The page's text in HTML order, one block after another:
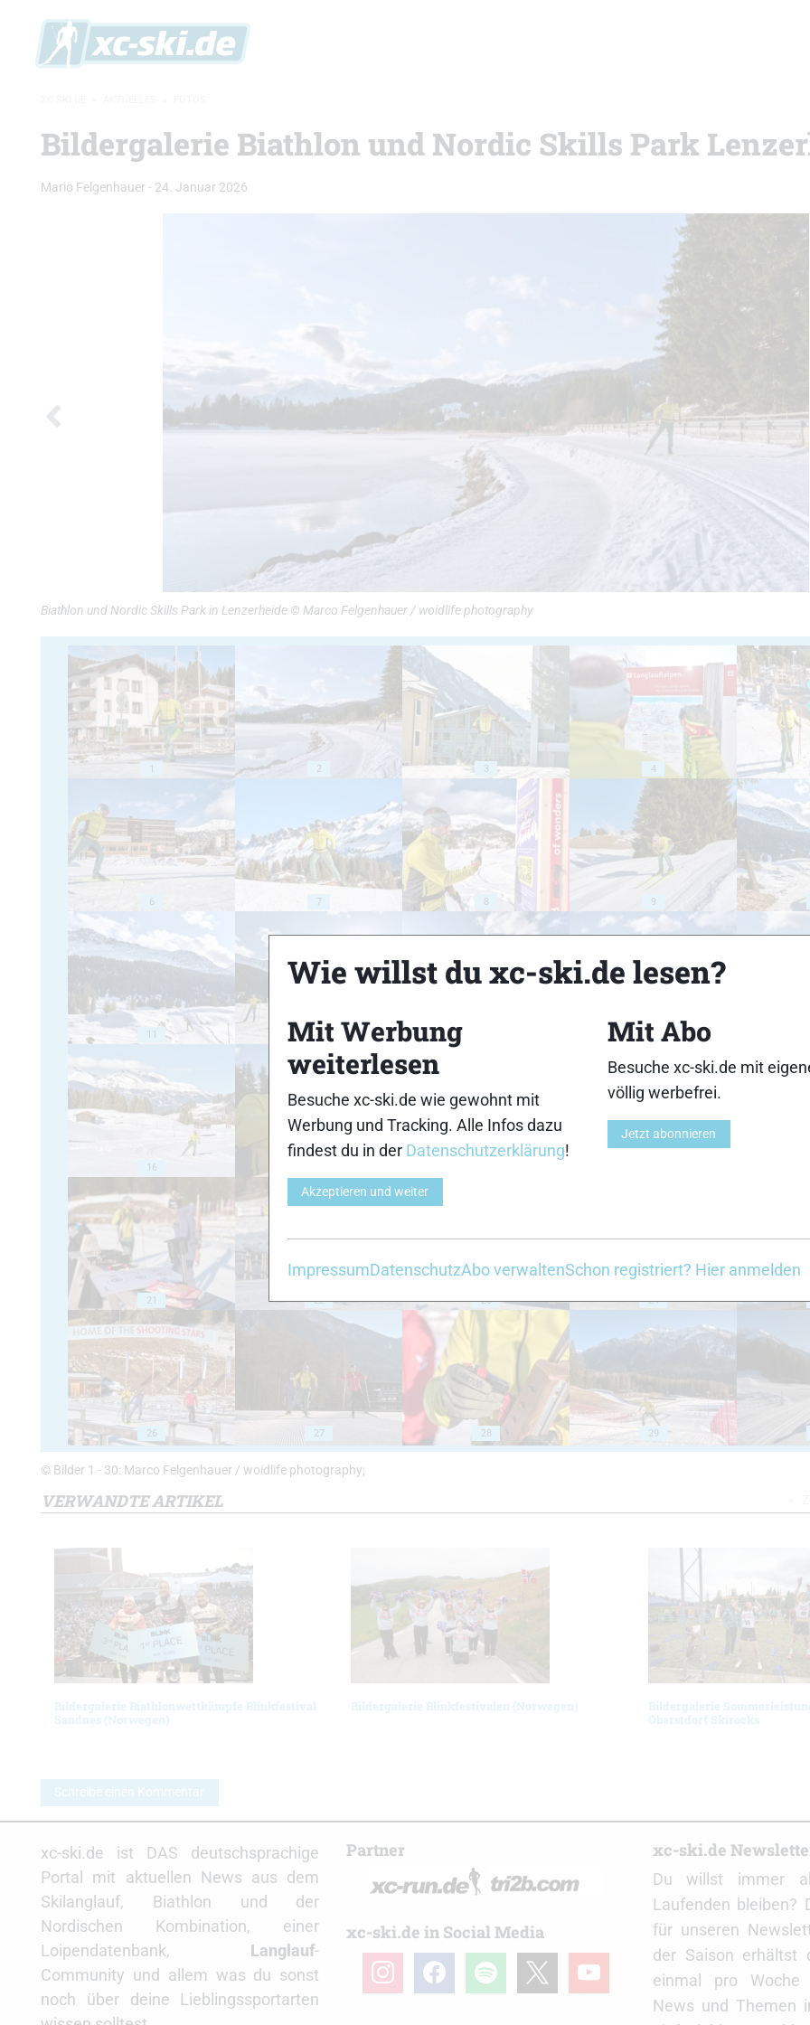
Bildergalerie Biathlon und Nordic Skills Park
Mario Felgenhauer - 24. Januar 2026
Biathlon und Nordic Skills Park in Lenzerheide © Marco Felgenhauer / woidlife photography
1 2 3 4
6 7 8 9
11 12 14
16
21 22 23 24
26 27 28 29
© Bilder 1 - 30: Marco Felgenhauer / woidlife photography;
VERWANDTE ARTIKEL
Bildergalerie Biathlonwettkämpfe Blinkfestival
Sandnes (Norwegen)
Bildergalerie Blinkfestivalen (Norwegen)
Bildergalerie
Oberstdorf Skirocks
Schreibe einen Kommentar
xc-ski.de ist DAS deutschsprachige
Portal mit aktuellen News aus dem
Skilanglauf, Biathlon und der
Nordischen Kombination, einer
Loipendatenbank, Langlauf-
Community und allem was du sonst
noch über deine Lieblingssportarten
Partner
xc-ski.de in Social Media
instagramfacebookspotify youtube
xc-ski.de
Du willst immer
Laufenden bleiben?
für unseren
der Saison erhältst
einmal pro Woche
News und Themen
Wie willst du xc-ski.de lesen?
Mit Werbung
weiterlesen
Besuche xc-ski.de wie gewohnt mit
Werbung und Tracking. Alle Infos dazu
findest du in der Datenschutzerklärung!
Akzeptieren und weiter
Mit Abo
Besuche xc-ski.de mit
völlig werbefrei.
Jetzt abonnieren
ImpressumDatenschutzAbo verwaltenSchon registriert? Hier anmelden